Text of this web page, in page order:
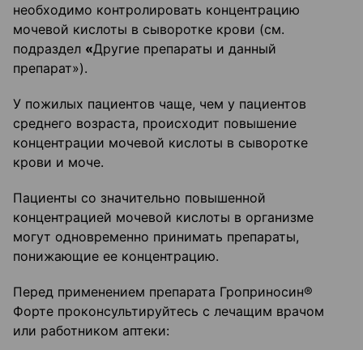
необходимо контролировать концентрацию
мочевой кислоты в сыворотке крови (см.
подраздел «Другие препараты и данный
препарат»).
У пожилых пациентов чаще, чем у пациентов
среднего возраста, происходит повышение
концентрации мочевой кислоты в сыворотке
крови и моче.
Пациенты со значительно повышенной
концентрацией мочевой кислоты в организме
могут одновременно принимать препараты,
понижающие ее концентрацию.
Перед применением препарата Гроприносин®
Форте проконсультируйтесь с лечащим врачом
или работником аптеки: